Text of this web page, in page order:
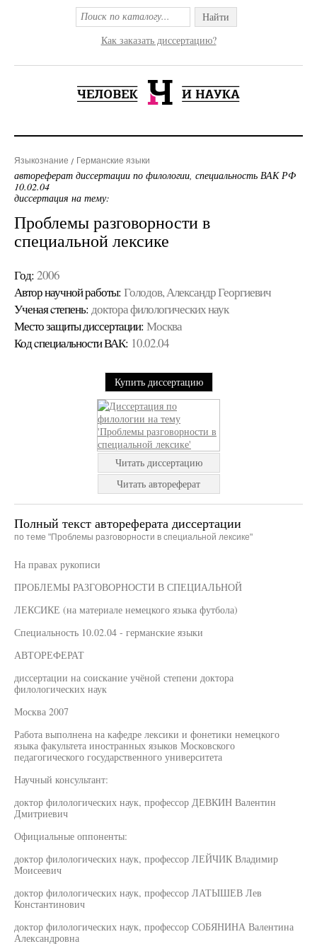
Найти
Как заказать диссертацию?
Языкознание Германские языки
автореферат диссертации по филологии, специальность ВАК РФ
10.02.04
диссертация на тему:
Проблемы разговорности в
специальной лексике
Год: 2006
Автор научной работы: Голодов, Александр Георгиевич
Ученая cтепень: доктора филологических наук
Место защиты диссертации: Москва
Код cпециальности ВАК: 10.02.04
Купить диссертацию
Читать диссертацию
Читать автореферат
Полный текст автореферата диссертации
по теме "Проблемы разговорности в специальной лексике"
На правах рукописи
ПРОБЛЕМЫ РАЗГОВОРНОСТИ В СПЕЦИАЛЬНОЙ
ЛЕКСИКЕ (на материале немецкого языка футбола)
Специальность 10.02.04 - германские языки
АВТОРЕФЕРАТ
диссертации на соискание учёной степени доктора
филологических наук
Москва 2007
Работа выполнена на кафедре лексики и фонетики немецкого
языка факультета иностранных языков Московского
педагогического государственного университета
Научный консультант:
доктор филологических наук, профессор ДЕВКИН Валентин
Дмитриевич
Официальные оппоненты:
доктор филологических наук, профессор ЛЕЙЧИК Владимир
Моисеевич
доктор филологических наук, профессор ЛАТЫШЕВ Лев
Константинович
доктор филологических наук, профессор СОБЯНИНА Валентина
Александровна